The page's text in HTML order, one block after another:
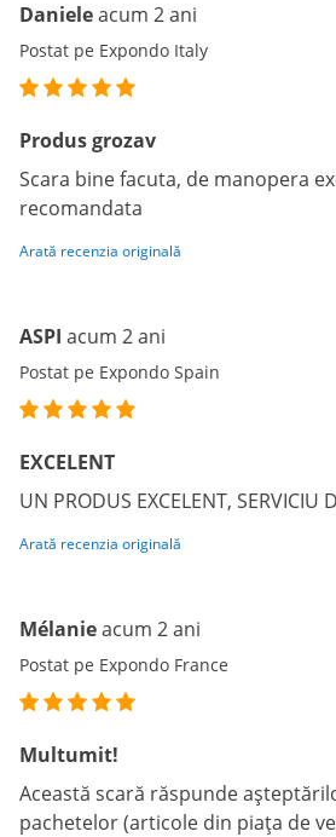
Danieleacum 2 ani
Postat pe Expondo Italy
Produs grozav
Scara bine facuta, de manopera
recomandata
Arată recenzia originală
ASPI acum 2 ani
Postat pe Expondo Spain
EXCELENT
UN PRODUS EXCELENT, SERVICIU
Arată recenzia originală
Mélanieacum 2 ani
Postat pe Expondo France
Multumit!
Această scară răspunde
pachetelor (articole din piața de